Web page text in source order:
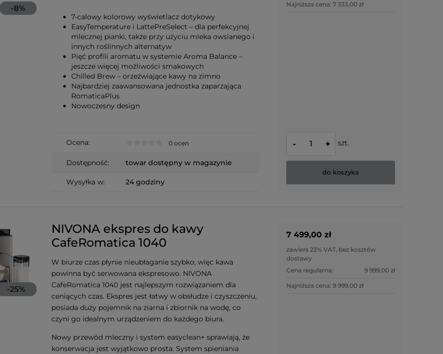
-8%
7-calowy kolorowy wyświetlacz dotykowy
EasyTemperature i LattePreSelect – dla perfekcyjnej
mlecznej pianki, także przy użyciu mleka owsianego i
innych roślinnych alternatyw
Pięć profili aromatu w systemie Aroma Balance –
jeszcze więcej możliwości smakowych
Chilled Brew – orzeźwiające kawy na zimno
Najbardziej zaawansowana jednostka zaparzająca
RomaticaPlus
Nowoczesny design
Ocena: 0 ocen
Dostępność: towar dostępny w magazynie
Wysyłka w: 24 godziny
Najniższa cena: 7 333,00 zł
- + szt.
do koszyka
-25%
NIVONA ekspres do kawy
CafeRomatica 1040
W biurze czas płynie nieubłaganie szybko, więc kawa
powinna być serwowana ekspresowo. NIVONA
CafeRomatica 1040 jest najlepszym rozwiązaniem dla
ceniących czas. Ekspres jest łatwy w obsłudze i czyszczeniu,
posiada duży pojemnik na ziarna i zbiornik na wodę, co
czyni go idealnym urządzeniem do każdego biura.
Nowy przewód mleczny i system easyclean+ sprawiają, że
konserwacja jest wyjątkowo prosta. System spieniania
7 499,00 zł
zawiera 23% VAT, bez kosztów
dostawy
Cena regularna:
9 999,00 zł
Najniższa cena: 9 999,00 zł